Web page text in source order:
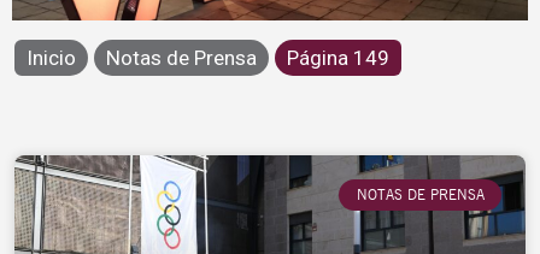
Inicio Notas de Prensa Página 149
NOTAS DE PRENSA